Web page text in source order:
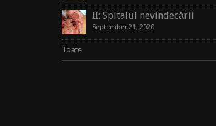
II: Spitalul nevindecării
September 21, 2020
Toate